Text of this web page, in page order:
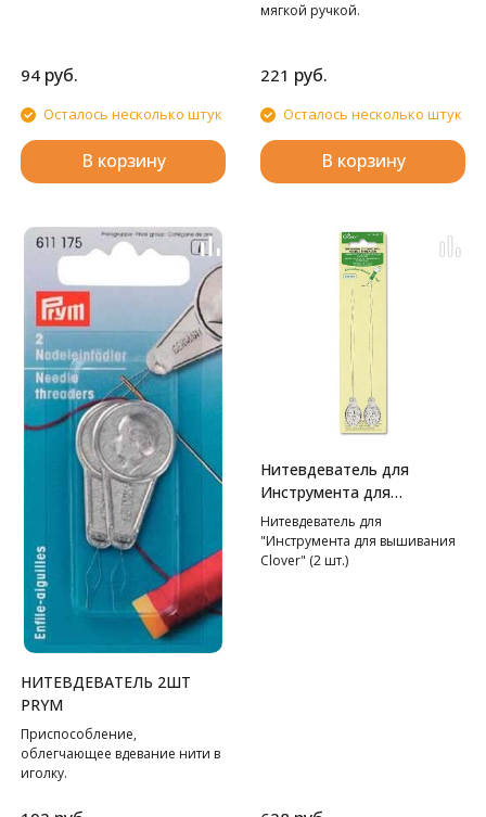
94 руб.
Осталось несколько штук
В корзину
мягкой ручкой.
221 руб.
Осталось несколько штук
В корзину
НИТЕВДЕВАТЕЛЬ 2ШТ
PRYM
Приспособление,
облегчающее вдевание нити в
иголку.
Нитевдеватель для
Инструмента для
вышивания Clover
Нитевдеватель для
"Инструмента для вышивания
Clover" (2 шт.)